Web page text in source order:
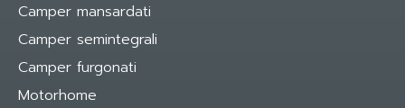
Camper mansardati
Camper semintegrali
Camper furgonati
Motorhome